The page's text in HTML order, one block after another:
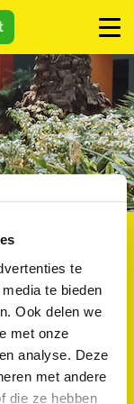
te
te bieden
Ook delen we
met onze
analyse. Deze
met andere
die ze hebben
of meer
contact met ons
in. U kunt
uur (08:00